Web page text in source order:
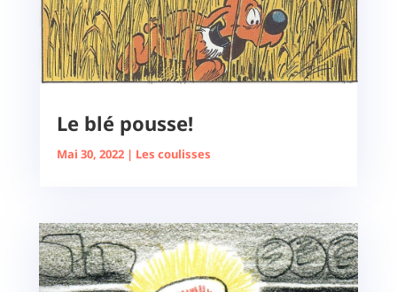
Le blé pousse!
Mai 30, 2022| Les coulisses